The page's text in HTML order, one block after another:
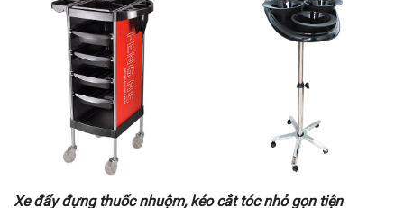
Xe đẩy đựng thuốc nhuộm, kéo cắt tóc nhỏ gọn tiện